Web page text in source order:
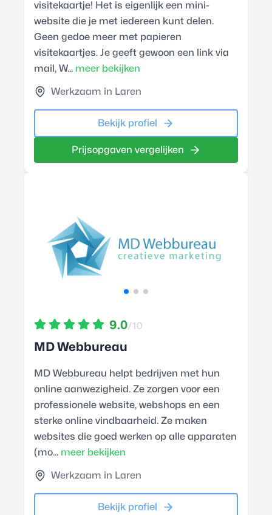
visitekaartje! Het is eigenlijk een mini-
website die je met iedereen kunt delen.
Geen gedoe meer met papieren
visitekaartjes. Je geeft gewoon een link via
mail, W... meer bekijken
Werkzaam in Laren
Bekijk profiel
Prijsopgaven vergelijken
9.0/10
MD Webbureau
MD Webbureau helpt bedrijven met hun
online aanwezigheid. Ze zorgen voor een
professionele website, webshops en een
sterke online vindbaarheid. Ze maken
websites die goed werken op alle apparaten
(mo... meer bekijken
Werkzaam in Laren
Bekijk profiel